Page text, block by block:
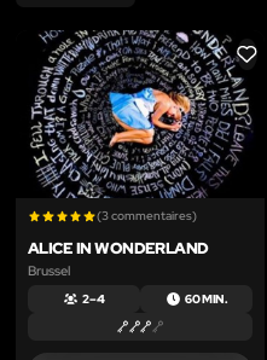
LIKE
(3 commentaires)
ALICE IN WONDERLAND
Brussel
2 – 4 60 MIN.